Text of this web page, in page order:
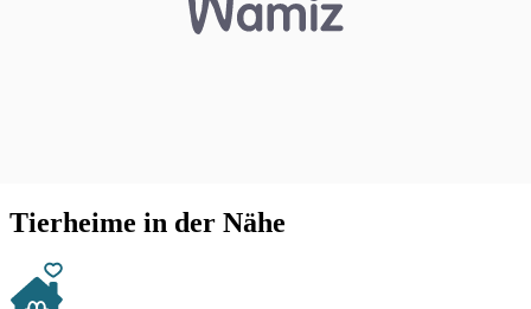
Tierheime in der Nähe